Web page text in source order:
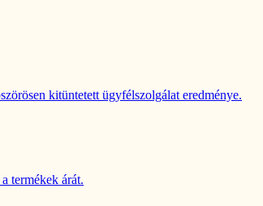
kitüntetett ügyfélszolgálat eredménye.
termékek árát.